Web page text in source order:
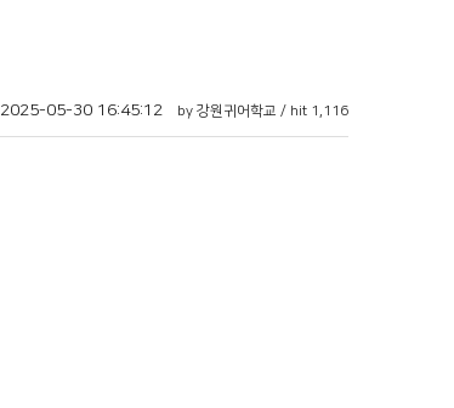
2025-05-30 16:45:12 by 강원귀어학교 / hit 1,116